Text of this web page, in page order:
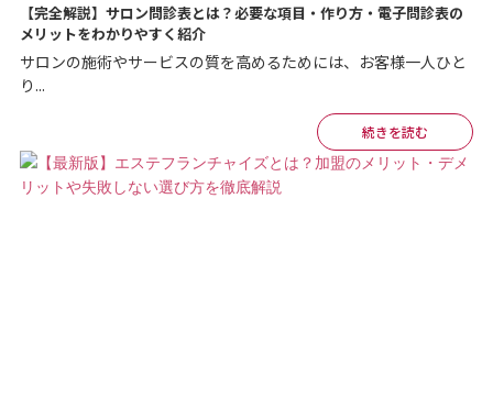
【完全解説】サロン問診表とは？必要な項目・作り方・電子問診表の
メリットをわかりやすく紹介
サロンの施術やサービスの質を高めるためには、お客様一人ひと
り...
続きを読む